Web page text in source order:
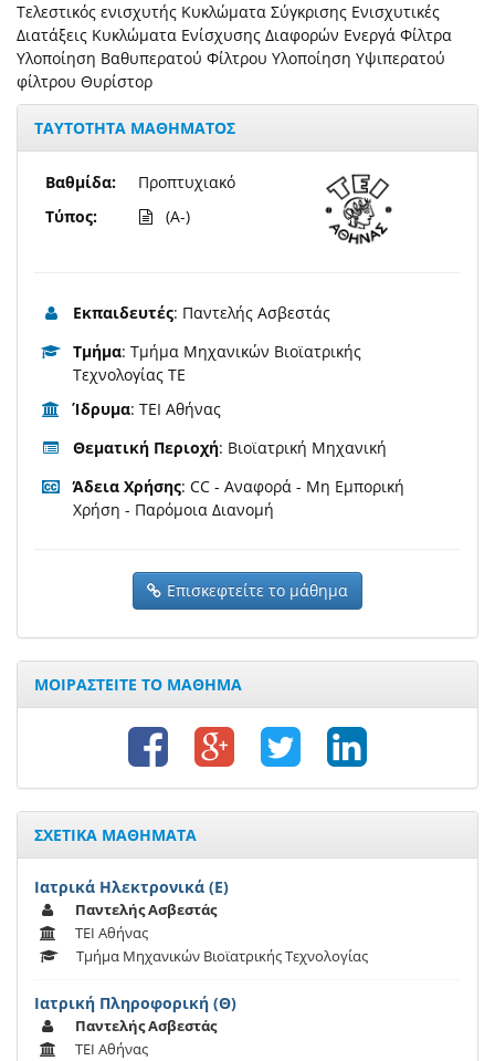
Τελεστικός ενισχυτής Κυκλώματα Σύγκρισης Ενισχυτικές
Διατάξεις Κυκλώματα Ενίσχυσης Διαφορών Ενεργά Φίλτρα
Υλοποίηση Βαθυπερατού Φίλτρου Υλοποίηση Υψιπερατού
φίλτρου Θυρίστορ
ΤΑΥΤΟΤΗΤΑ ΜΑΘΗΜΑΤΟΣ
Βαθμίδα:
Τύπος:
Προπτυχιακό
(A-)
Εκπαιδευτές: Παντελής Ασβεστάς
Τμήμα: Τμήμα Μηχανικών Βιοϊατρικής
Τεχνολογίας TE
Ίδρυμα: ΤΕΙ Αθήνας
Θεματική Περιοχή: Βιοϊατρική Μηχανική
Άδεια Χρήσης: CC - Αναφορά - Μη Εμπορική
Χρήση - Παρόμοια Διανομή
Επισκεφτείτε το μάθημα
ΜΟΙΡΑΣΤΕΙΤΕ ΤΟ ΜΑΘΗΜΑ
ΣΧΕΤΙΚΑ ΜΑΘΗΜΑΤΑ
Ιατρικά Ηλεκτρονικά (Ε)
Παντελής Ασβεστάς
ΤΕΙ Αθήνας
Τμήμα Μηχανικών Βιοϊατρικής Τεχνολογίας
Ιατρική Πληροφορική (Θ)
Παντελής Ασβεστάς
ΤΕΙ Αθήνας